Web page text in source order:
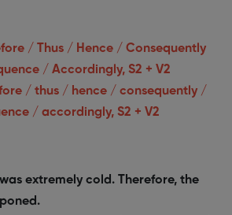
/ Thus / Hence / Consequently
/ Accordingly, S2 + V2
/ thus / hence / consequently /
/ accordingly, S2 + V2
extremely cold. Therefore, the